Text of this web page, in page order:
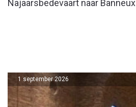
Najaarsbedevaart naar Banneux
1 september 2026